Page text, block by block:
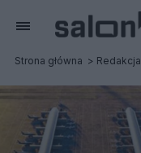
Strona główna Redakcja